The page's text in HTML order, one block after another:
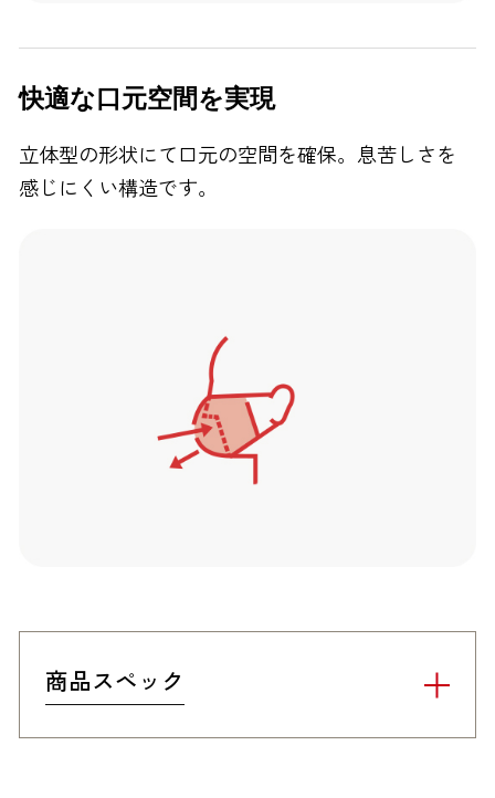
快適な口元空間を実現
立体型の形状にて口元の空間を確保。息苦しさを
感じにくい構造です。
商品スペック